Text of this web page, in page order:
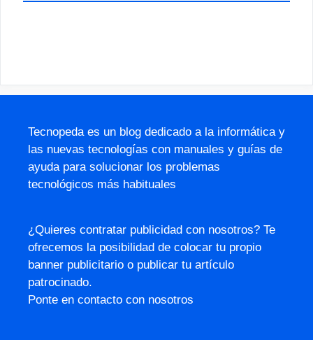
Tecnopeda es un blog dedicado a la informática y
las nuevas tecnologías con manuales y guías de
ayuda para solucionar los problemas
tecnológicos más habituales
¿Quieres contratar publicidad con nosotros? Te
ofrecemos la posibilidad de colocar tu propio
banner publicitario o publicar tu artículo
patrocinado.
Ponte en contacto con nosotros